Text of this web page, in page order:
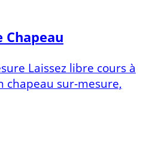
Chapeau
Laissez libre cours à
chapeau sur-mesure,